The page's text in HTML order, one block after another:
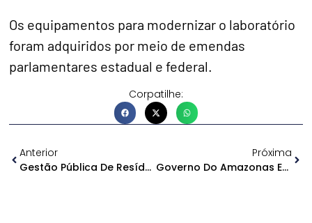
Os equipamentos para modernizar o laboratório
foram adquiridos por meio de emendas
parlamentares estadual e federal.
Corpatilhe:
Anterior
Gestão Pública De Resíduos Sólidos É Foco De Seminário Do Meio Ambiente No TCE-AM
Próxima
Governo Do Amazonas Entrega Sétimo Posto De Atendimento Da Jucea No Interior Do Estado